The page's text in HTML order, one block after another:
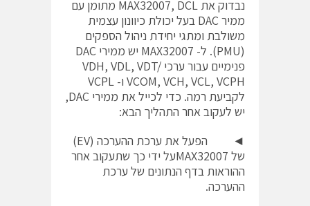
נבדוק את MAX32007, DCL מתומן עם
ממיר DAC בעל יכולת כיוונון עצמית
משולבת ומתגי יחידת ניהול הספקים
(PMU). ל- MAX32007 יש ממירי DAC
פנימיים עבור ערכי VDH, VDL, VDT/
VCOM, VCH, VCL, VCPH ו- VCPL
לקביעת רמה. כדי לכייל את ממירי DAC,
יש לעקוב אחר התהליך הבא:
◄ הפעל את ערכת ההערכה (EV)
של MAX32007על ידי כך שתעקוב אחר
ההוראות בדף הנתונים של ערכת
ההערכה.